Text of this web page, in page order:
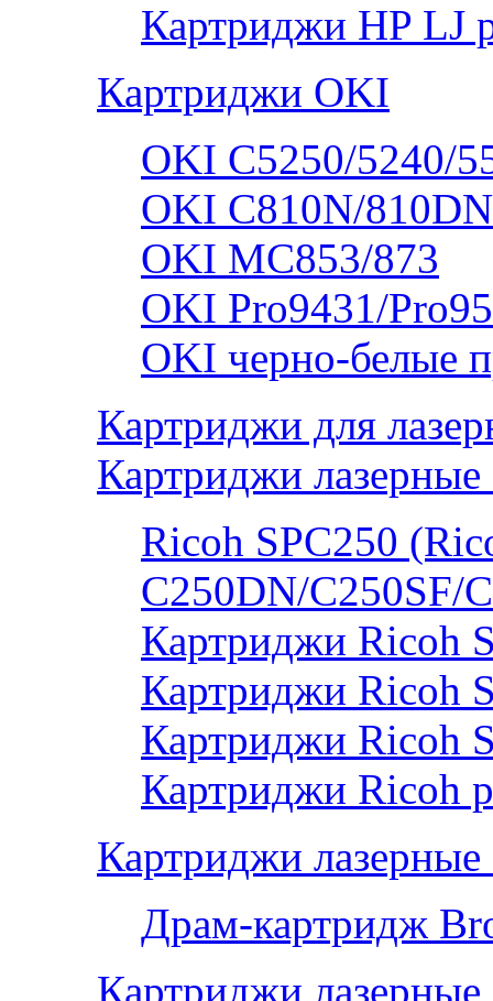
Картриджи HP LJ
Картриджи OKI
OKI C5250/5240/
OKI C810N/
OKI MC853/873
OKI Pro9431/
OKI черно-белые
Картриджи для
Картриджи
Ricoh SPC250
C250DN/C250SF/
Картриджи Ricoh
Картриджи Ricoh
Картриджи Ricoh
Картриджи Ricoh
Картриджи
Драм-картридж
Картриджи лазерные